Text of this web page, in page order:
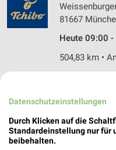
81667
Heute 09:00 -
504,83 km •
GALERIA
Leopoldstraße
80802
Heute 10:00
Datenschutzeinstellungen
Durch Klicken auf die
Standardeinstellung nur für
beibehalten.